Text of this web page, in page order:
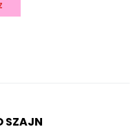
SZAJN